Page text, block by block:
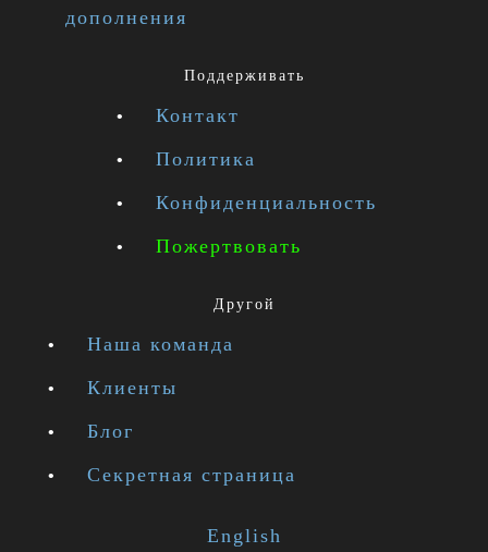
дополнения
Поддерживать
Контакт
Политика
Конфиденциальность
Пожертвовать
Другой
Наша команда
Клиенты
Блог
Секретная страница
English